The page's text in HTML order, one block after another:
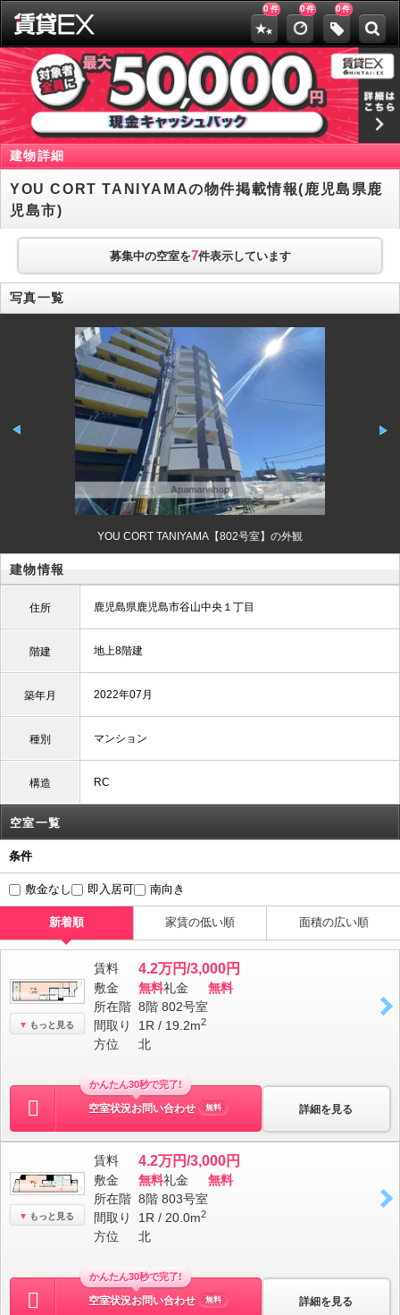
0 件 0件 0件
建物詳細
YOU CORT TANIYAMAの物件掲載情報(鹿児島県鹿
児島市)
募集中の空室を7件表示しています
写真一覧
YOU CORT TANIYAMA【802号室】の外観
建物情報
住所 鹿児島県鹿児島市谷山中央１丁目
階建 地上8階建
築年月 2022年07月
種別 マンション
構造 RC
空室一覧
条件
敷金なし 即入居可 南向き
新着順 家賃の低い順 面積の広い順
もっと見る
賃料 4.2万円/3,000円
敷金 無料礼金
無料
所在階 8階 802号室
間取り
1R / 19.2m2
方位 北
詳細を見る
かんたん30秒で完了!
空室状況お問い合わせ 無料
もっと見る
賃料 4.2万円/3,000円
敷金 無料礼金
無料
所在階 8階 803号室
間取り
1R / 20.0m2
方位 北
詳細を見る
かんたん30秒で完了!
空室状況お問い合わせ 無料